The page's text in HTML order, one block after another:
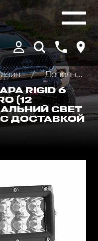
Дополнительные фары : Светодиодные, Галогеновые , Ксеноновые
RIGID 6
(12
СВЕТ
ДОСТАВКОЙ